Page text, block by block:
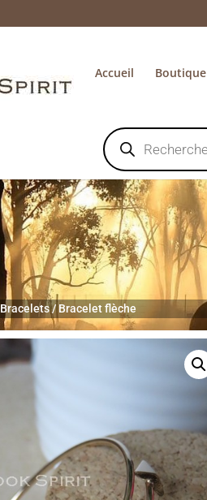
Accueil Boutique
Recherche
de
produits
Bracelets/ Bracelet flèche